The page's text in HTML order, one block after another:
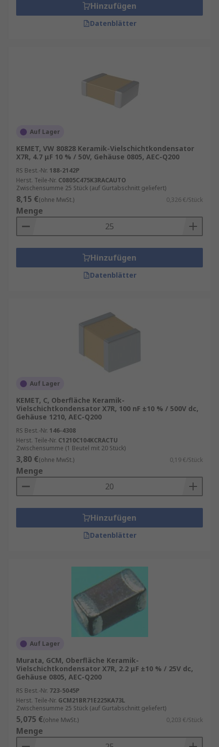
Hinzufügen
Datenblätter
Auf Lager
KEMET, VW 80828 Keramik-Vielschichtkondensator
X7R, 4.7 μF 10 % / 50V, Gehäuse 0805, AEC-Q200
RS Best.-Nr. 188-2142P
Herst. Teile-Nr. C0805C475K3RACAUTO
Zwischensumme 25 Stück (auf Gurtabschnitt geliefert)
8,15 €(ohne MwSt.) 0,326 €/Stück
Menge
Hinzufügen
Datenblätter
Auf Lager
KEMET, C, Oberfläche Keramik-
Vielschichtkondensator X7R, 100 nF ±10 % / 500V dc,
Gehäuse 1210, AEC-Q200
RS Best.-Nr. 146-4308
Herst. Teile-Nr. C1210C104KCRACTU
Zwischensumme (1 Beutel mit 20 Stück)
3,80 €(ohne MwSt.) 0,19 €/Stück
Menge
Hinzufügen
Datenblätter
Auf Lager
Murata, GCM, Oberfläche Keramik-
Vielschichtkondensator X7R, 2.2 μF ±10 % / 25V dc,
Gehäuse 0805, AEC-Q200
RS Best.-Nr. 723-5045P
Herst. Teile-Nr. GCM21BR71E225KA73L
Zwischensumme 25 Stück (auf Gurtabschnitt geliefert)
5,075 €(ohne MwSt.) 0,203 €/Stück
Menge